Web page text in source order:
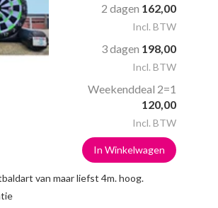
2 dagen 162,00
Incl. BTW
3 dagen 198,00
Incl. BTW
Weekenddeal 2=1
120,00
Incl. BTW
In Winkelwagen
van maar liefst 4m. hoog.